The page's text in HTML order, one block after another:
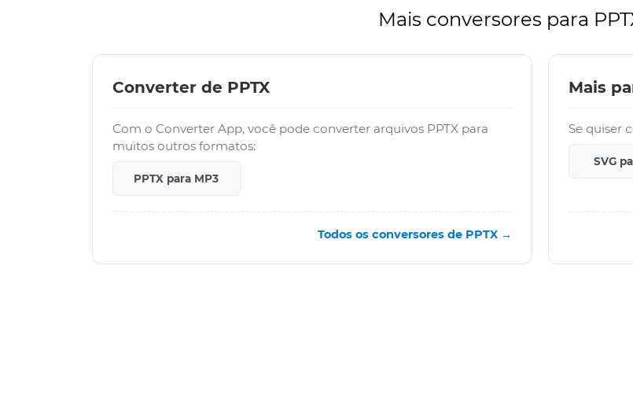
Mais conversores para
Converter de PPTX
Com o Converter App, você pode converter arquivos PPTX para
muitos outros formatos:
PPTX para MP3
Todos os conversores de PPTX →
Mais
Se quiser
SVG